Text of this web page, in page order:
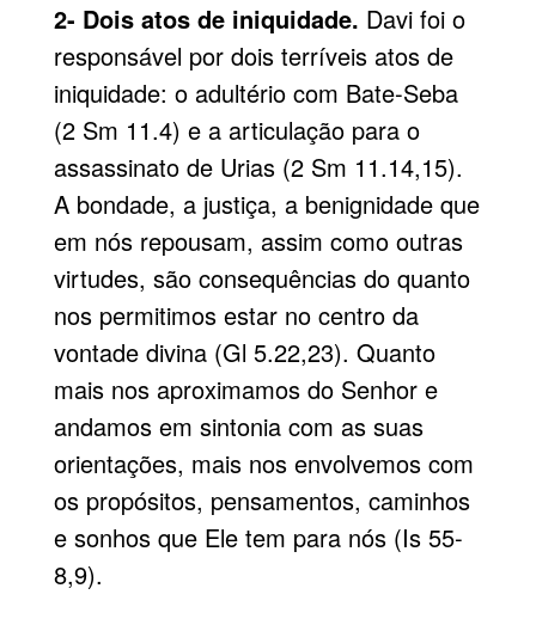
2- Dois atos de iniquidade. Davi foi o
responsável por dois terríveis atos de
iniquidade: o adultério com Bate-Seba
(2 Sm 11.4) e a articulação para o
assassinato de Urias (2 Sm 11.14,15).
A bondade, a justiça, a benignidade que
em nós repousam, assim como outras
virtudes, são consequências do quanto
nos permitimos estar no centro da
vontade divina (Gl 5.22,23). Quanto
mais nos aproximamos do Senhor e
andamos em sintonia com as suas
orientações, mais nos envolvemos com
os propósitos, pensamentos, caminhos
e sonhos que Ele tem para nós (Is 55-
8,9).